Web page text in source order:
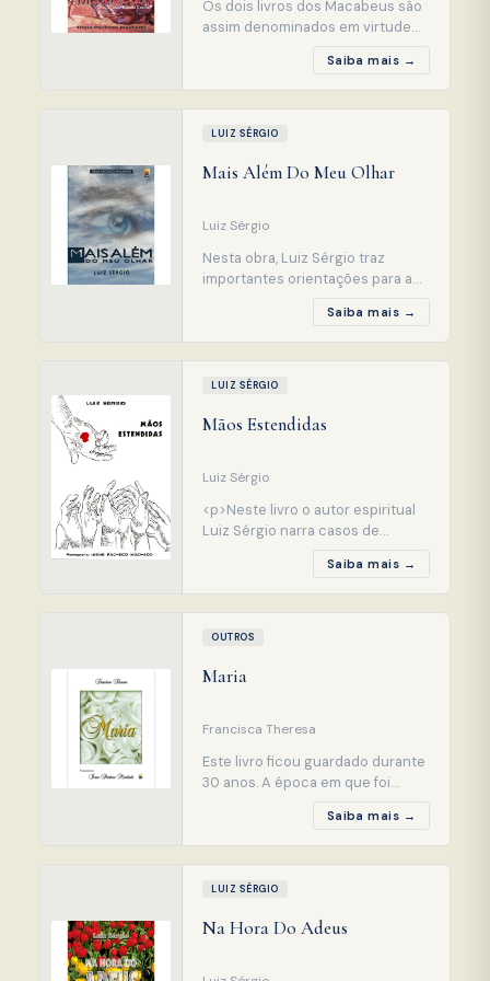
Os dois livros dos Macabeus são
assim denominados em virtude
do apelido de um dos filhos de
Matatias, Judas, chamado o
Macabeu (martelo), figura central
da narrativa. Classificados como
históricos, neles é narrada a
jugo dos selêucidas, soberanos
Saiba mais →
LUIZ SÉRGIO
Mais Além Do Meu Olhar
Luiz Sérgio
Nesta obra, Luiz Sérgio traz
importantes orientações para a
juventude, abordando temas que
muito interessarão pais e
educadores: evangelização
infanto-juvenil, família, drogas,
gravidez precoce e muitos
simples, sem recorrer a figuras de
Saiba mais →
LUIZ SÉRGIO
Mãos Estendidas
Luiz Sérgio
<p>Neste livro o autor espiritual
Luiz Sérgio narra casos de
suicidas, destacando o carinho
com que são tratados quando
estão prontos para receber o
auxílio espiritual. Com rara ternura
e sensibilidade, o autor aborda a
incentivando-nos a perseverar
Saiba mais →
OUTROS
Maria
Francisca Theresa
Este livro ficou guardado durante
30 anos. A época em que foi
escrito não era propícia para que
ele chegasse às suas mãos, leitor.
A médium ensaiava os primeiros
passos na Doutrina Espírita, por
isso sua autora, Francisca
este livro relata os fatos
Saiba mais →
LUIZ SÉRGIO
Na Hora Do Adeus